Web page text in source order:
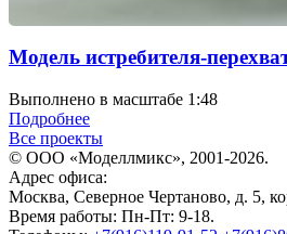
Модель истребителя-
Выполнено в масштабе 1:48
Подробнее
Все проекты
© ООО «Моделлмикс», 2001-2026.
Адрес офиса:
Москва, Северное Чертаново, д. 5,
Время работы: Пн-Пт: 9-18.